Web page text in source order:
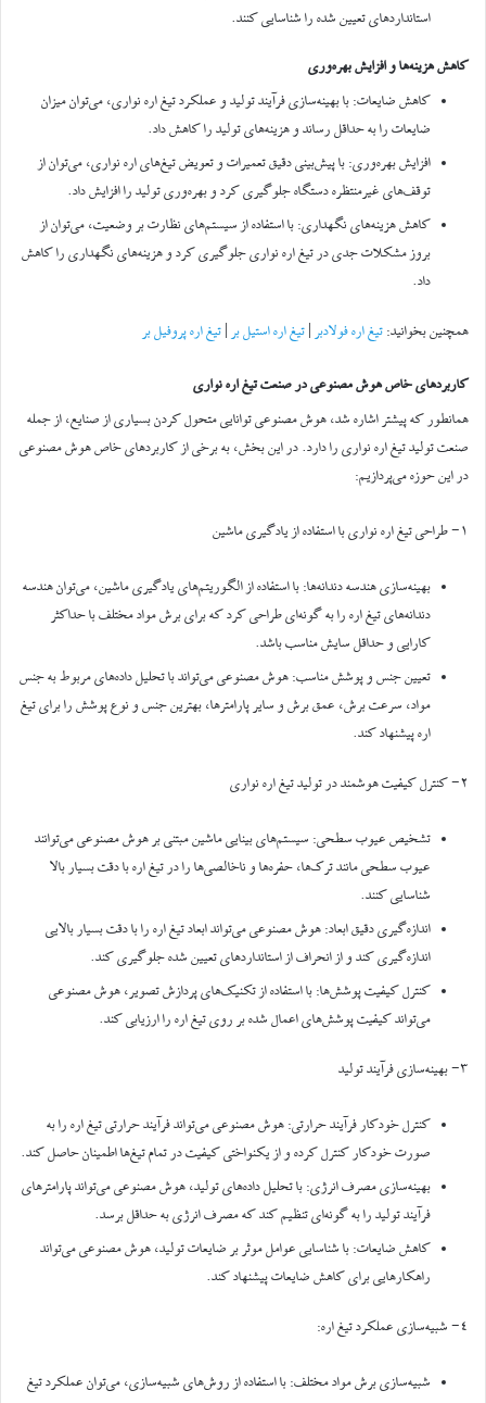
استانداردهای تعیین شده را شناسایی کنند.
کاهش هزینه‌ها و افزایش بهره‌وری
کاهش ضایعات: با بهینه‌سازی فرآیند تولید و عملکرد تیغ اره نواری، می‌توان میزان
ضایعات را به حداقل رساند و هزینه‌های تولید را کاهش داد.
افزایش بهره‌وری: با پیش‌بینی دقیق تعمیرات و تعویض تیغ‌های اره نواری، می‌توان از
توقف‌های غیرمنتظره دستگاه جلوگیری کرد و بهره‌وری تولید را افزایش داد.
کاهش هزینه‌های نگهداری: با استفاده از سیستم‌های نظارت بر وضعیت، می‌توان از
بروز مشکلات جدی در تیغ اره نواری جلوگیری کرد و هزینه‌های نگهداری را کاهش
داد.
همچنین بخوانید: تیغ اره فولادبر تیغ اره استیل بر تیغ اره پروفیل بر
کاربردهای خاص هوش مصنوعی در صنعت تیغ اره نواری
همانطور که پیشتر اشاره شد، هوش مصنوعی توانایی متحول کردن بسیاری از صنایع، از جمله
صنعت تولید تیغ اره نواری را دارد. در این بخش، به برخی از کاربردهای خاص هوش مصنوعی
در این حوزه می‌پردازیم:
۱- طراحی تیغ اره نواری با استفاده از یادگیری ماشین
بهینه‌سازی هندسه دندانه‌ها: با استفاده از الگوریتم‌های یادگیری ماشین، می‌توان هندسه
دندانه‌های تیغ اره را به گونه‌ای طراحی کرد که برای برش مواد مختلف با حداکثر
کارایی و حداقل سایش مناسب باشد.
تعیین جنس و پوشش مناسب: هوش مصنوعی می‌تواند با تحلیل داده‌های مربوط به جنس
مواد، سرعت برش، عمق برش و سایر پارامترها، بهترین جنس و نوع پوشش را برای تیغ
اره پیشنهاد کند.
۲- کنترل کیفیت هوشمند در تولید تیغ اره نواری
تشخیص عیوب سطحی: سیستم‌های بینایی ماشین مبتنی بر هوش مصنوعی می‌توانند
عیوب سطحی مانند ترک‌ها، حفره‌ها و ناخالصی‌ها را در تیغ اره با دقت بسیار بالا
شناسایی کنند.
اندازه‌گیری دقیق ابعاد: هوش مصنوعی می‌تواند ابعاد تیغ اره را با دقت بسیار بالایی
اندازه‌گیری کند و از انحراف از استانداردهای تعیین شده جلوگیری کند.
کنترل کیفیت پوشش‌ها: با استفاده از تکنیک‌های پردازش تصویر، هوش مصنوعی
می‌تواند کیفیت پوشش‌های اعمال شده بر روی تیغ اره را ارزیابی کند.
۳- بهینه‌سازی فرآیند تولید
کنترل خودکار فرآیند حرارتی: هوش مصنوعی می‌تواند فرآیند حرارتی تیغ اره را به
صورت خودکار کنترل کرده و از یکنواختی کیفیت در تمام تیغ‌ها اطمینان حاصل کند.
بهینه‌سازی مصرف انرژی: با تحلیل داده‌های تولید، هوش مصنوعی می‌تواند پارامترهای
فرآیند تولید را به گونه‌ای تنظیم کند که مصرف انرژی به حداقل برسد.
کاهش ضایعات: با شناسایی عوامل موثر بر ضایعات تولید، هوش مصنوعی می‌تواند
راهکارهایی برای کاهش ضایعات پیشنهاد کند.
۴- شبیه‌سازی عملکرد تیغ اره:
شبیه‌سازی برش مواد مختلف: با استفاده از روش‌های شبیه‌سازی، می‌توان عملکرد تیغ